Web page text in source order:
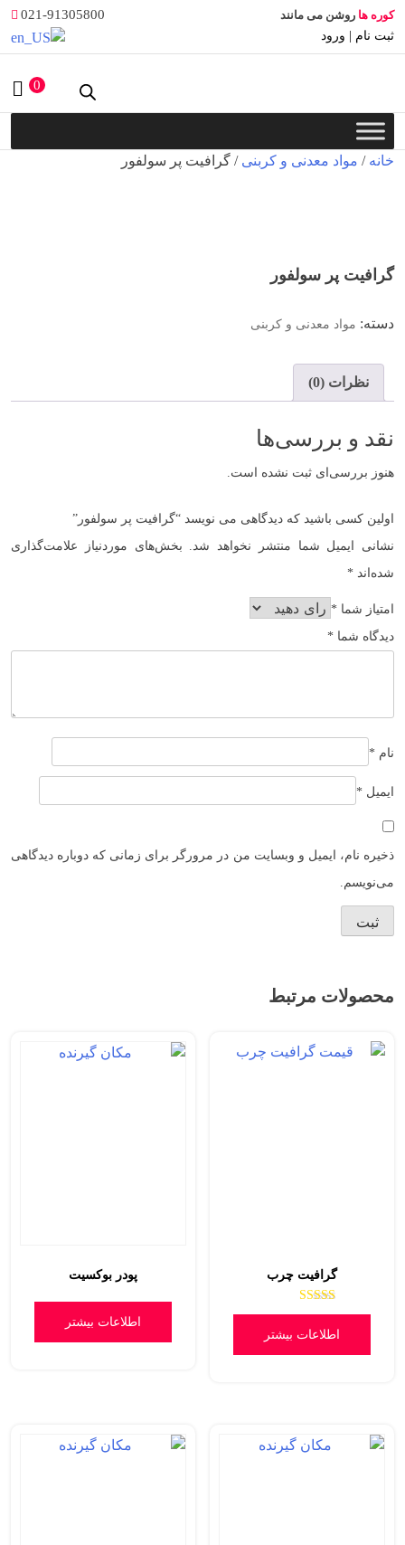
Skip
content
کوره ها روشن می مانند 021-91305800
ثبت نام | ورود
0
خانه / مواد معدنی و کربنی / گرافیت پر سولفور
گرافیت پر سولفور
دسته: مواد معدنی و کربنی
نظرات (0)
نقد و بررسی‌ها
هنوز بررسی‌ای ثبت نشده است.
اولین کسی باشید که دیدگاهی می نویسد “گرافیت پر سولفور”
نشانی ایمیل شما منتشر نخواهد شد.
بخش‌های موردنیاز علامت‌گذاری
شده‌اند *
امتیاز شما *
دیدگاه شما *
نام *
ایمیل *
ذخیره نام، ایمیل و وبسایت من در مرورگر برای زمانی که دوباره دیدگاهی
می‌نویسم.
محصولات مرتبط
گرافیت چرب
امتیاز
از 5
اطلاعات بیشتر
پودر بوکسیت
اطلاعات بیشتر